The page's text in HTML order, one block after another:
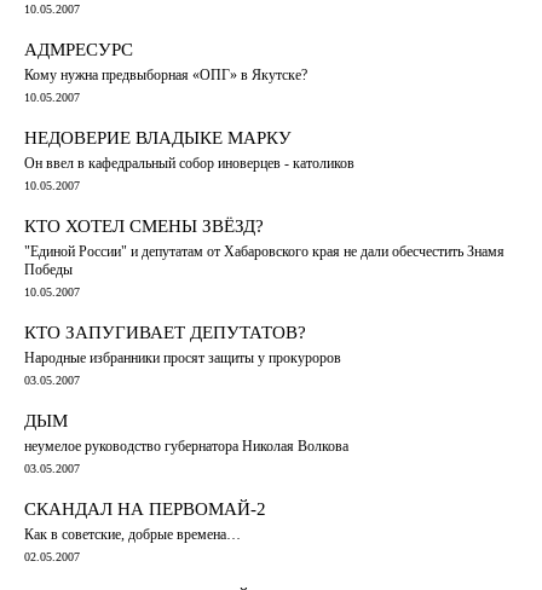
10.05.2007
АДМРЕСУРС
Кому нужна предвыборная «ОПГ» в Якутске?
10.05.2007
НЕДОВЕРИЕ ВЛАДЫКЕ МАРКУ
Он ввел в кафедральный собор иноверцев - католиков
10.05.2007
КТО ХОТЕЛ СМЕНЫ ЗВЁЗД?
"Единой России" и депутатам от Хабаровского края не дали обесчестить Знамя
Победы
10.05.2007
КТО ЗАПУГИВАЕТ ДЕПУТАТОВ?
Народные избранники просят защиты у прокуроров
03.05.2007
ДЫМ
неумелое руководство губернатора Николая Волкова
03.05.2007
СКАНДАЛ НА ПЕРВОМАЙ-2
Как в советские, добрые времена…
02.05.2007